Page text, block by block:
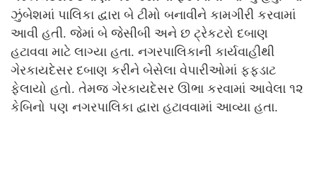
ઝુંબેશમાં પાલિકા દ્વારા બે ટીમો બનાવીને કામગીરી કરવામાં
આવી હતી. જેમાં બે જેસીબી અને છ ટ્રેકટરો દબાણ
હટાવવા માટે લાગ્યા હતા. નગરપાલિકાની કાર્યવાહીથી
ગેરકાયદેસર દબાણ કરીને બેસેલા વેપારીઓમાં ફફડાટ
ફેલાયો હતો. તેમજ ગેરકાયદેસર ઊભા કરવામાં આવેલા ૧૨
કેબિનો પણ નગરપાલિકા દ્વારા હટાવવામાં આવ્યા હતા.